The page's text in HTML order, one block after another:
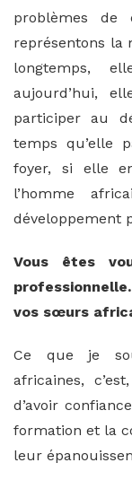
problèmes de
représentons la
longtemps,
aujourd’hui,
participer au
temps qu’elle
foyer, si elle
l’homme
développement
Vous êtes
vos sœurs
Ce que je
africaines,
d’avoir
formation et la
leur